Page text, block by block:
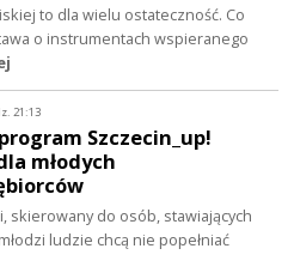
to dla wielu ostateczność. Co
o instrumentach wspieranego
21:13
Szczecin_up!
młodych
skierowany do osób, stawiających
ludzie chcą nie popełniać